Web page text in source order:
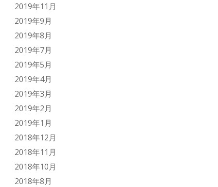
2019年11月
2019年9月
2019年8月
2019年7月
2019年5月
2019年4月
2019年3月
2019年2月
2019年1月
2018年12月
2018年11月
2018年10月
2018年8月